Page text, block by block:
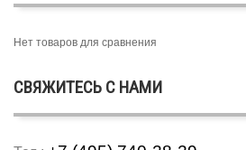
Нет товаров для сравнения
СВЯЖИТЕСЬ С НАМИ